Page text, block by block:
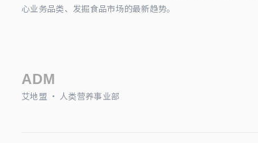
心业务品类、发掘食品市场的最新趋势。
艾地盟 · 人类营养事业部